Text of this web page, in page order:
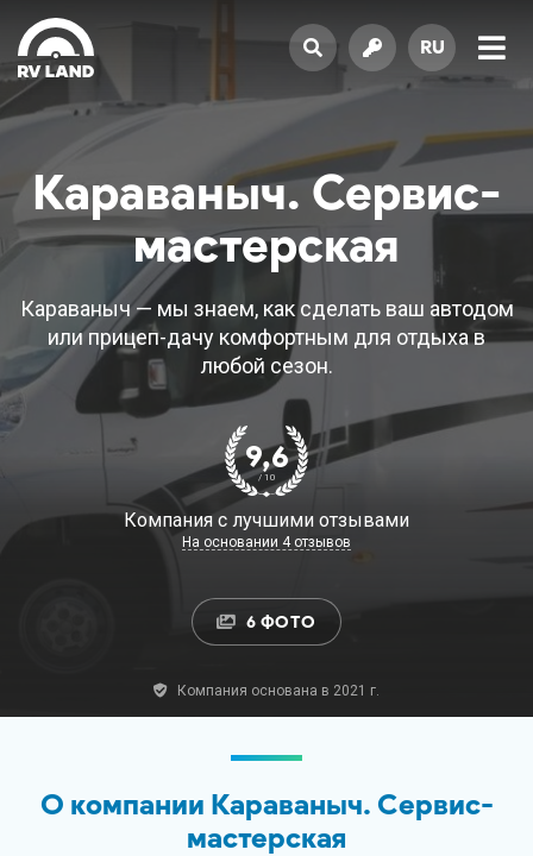
RU
Караваныч. Сервис-
мастерская
Караваныч — мы знаем, как сделать ваш автодом
или прицеп-дачу комфортным для отдыха в
любой сезон.
9,6
/ 10
Компания с лучшими отзывами
На основании 4 отзывов
6 ФОТО
Компания основана в 2021 г.
О компании Караваныч. Сервис-
мастерская